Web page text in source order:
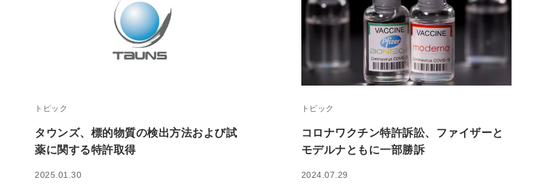
トピック
タウンズ、標的物質の検出方法および試
薬に関する特許取得
2025.01.30
トピック
コロナワクチン特許訴訟、ファイザーと
モデルナともに一部勝訴
2024.07.29